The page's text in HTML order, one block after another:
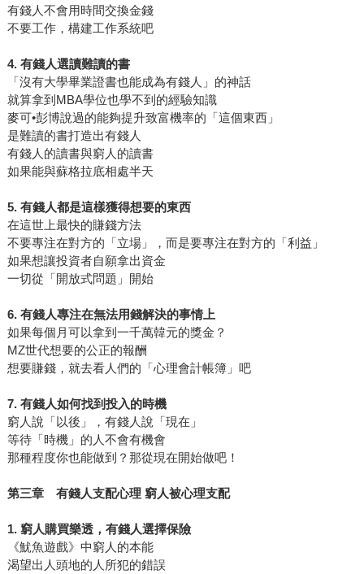
有錢人不會用時間交換金錢
不要工作，構建工作系統吧
4. 有錢人選讀難讀的書
「沒有大學畢業證書也能成為有錢人」的神話
就算拿到MBA學位也學不到的經驗知識
麥可•彭博說過的能夠提升致富機率的「這個東西」
是難讀的書打造出有錢人
有錢人的讀書與窮人的讀書
如果能與蘇格拉底相處半天
5. 有錢人都是這樣獲得想要的東西
在這世上最快的賺錢方法
不要專注在對方的「立場」，而是要專注在對方的「利益」
如果想讓投資者自願拿出資金
一切從「開放式問題」開始
6. 有錢人專注在無法用錢解決的事情上
如果每個月可以拿到一千萬韓元的獎金？
MZ世代想要的公正的報酬
想要賺錢，就去看人們的「心理會計帳簿」吧
7. 有錢人如何找到投入的時機
窮人說「以後」，有錢人說「現在」
等待「時機」的人不會有機會
那種程度你也能做到？那從現在開始做吧！
第三章 有錢人支配心理 窮人被心理支配
1. 窮人購買樂透，有錢人選擇保險
《魷魚遊戲》中窮人的本能
渴望出人頭地的人所犯的錯誤